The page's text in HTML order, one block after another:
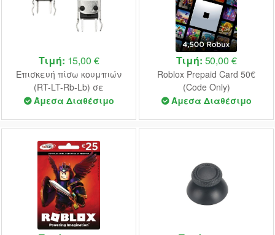
Τιμή: 15,00 €
Επισκευή πίσω κουμπιών
(RT-LT-Rb-Lb) σε
χειριστήριο Xbox Series
Άμεσα Διαθέσιμο
Τιμή: 50,00 €
Roblox Prepaid Card 50€
(Code Only)
Άμεσα Διαθέσιμο